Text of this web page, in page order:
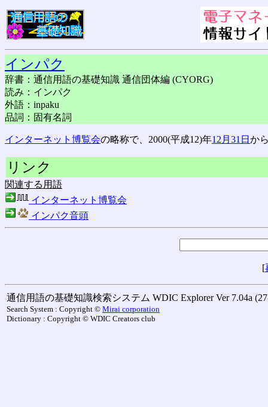
インパク
辞書：通信用語の基礎知識 通信団体編 (CYORG)
読み：インパク
外語：inpaku
品詞：固有名詞
インターネット博覧会の略称で、2000(平成12)年12月31日 か
リンク
関連する用語
インターネット博覧会
インパク音頭
[
通信用語の基礎知識検索システム WDIC Explorer Ver 7.04a
Search System : Copyright © Mirai corporation
Dictionary : Copyright © WDIC Creators club